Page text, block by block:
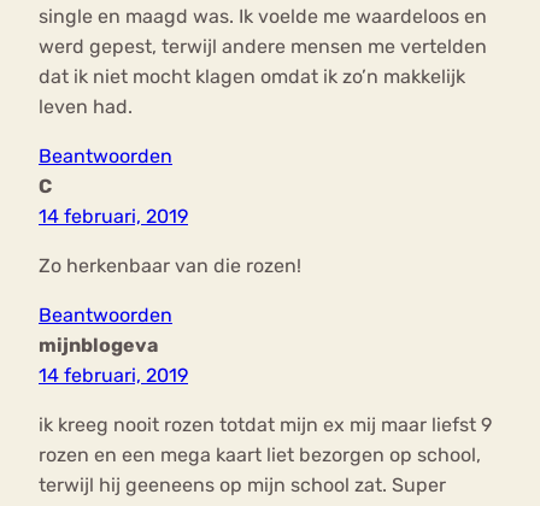
single en maagd was. Ik voelde me waardeloos en
werd gepest, terwijl andere mensen me vertelden
dat ik niet mocht klagen omdat ik zo’n makkelijk
leven had.
Beantwoorden
C
14 februari, 2019
Zo herkenbaar van die rozen!
Beantwoorden
mijnblogeva
14 februari, 2019
ik kreeg nooit rozen totdat mijn ex mij maar liefst 9
rozen en een mega kaart liet bezorgen op school,
terwijl hij geeneens op mijn school zat. Super